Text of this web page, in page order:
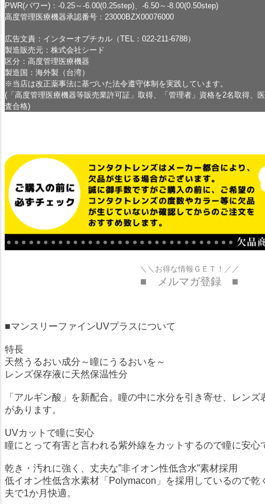
PWR(パワー)：-0.25～-6.00(0.25step)、-6.50～-8.00(0.50step)
高度管理医療機器承認番号：23000BZX00076000
広告文責：インターオプチカル（TEL：022-211-6788）
製造販売元：株式会社シード
区分：高度管理医療機器
製造国：海外製（台湾）
※当店は改正薬事法に基づいた法令遵守体制を実践しています。
(「高度管理医療機器等販売業許可証」取得、「管理者」資格を2名取得、
査合格)
＼＼お得な情報ＧＥＴ！／／
■ メルマガ登録 ■
■マンスリーファインUVプラスについて
特長
天然うるおい成分～瞳にうるおいを～
レンズ保存液に天然保温性分
「アルギン酸」を新配合。瞳の中に水分を引き寄せ、レン
があります。
UVカットで瞳に安心
瞳にとって有害と言われる紫外線をカットするので瞳に安心
乾き・汚れに強く、丈夫な”非イオン性低含水”素材採用
低イオン性低含水素材「Polymacon」を採用しているので乾
夫で1か月快適。